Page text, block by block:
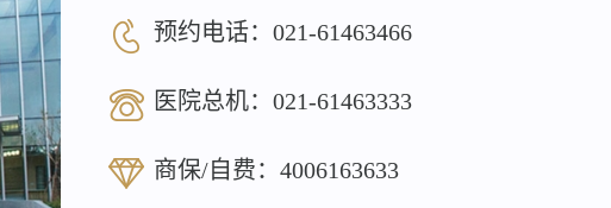
预约电话： 021-61463466
医院总机： 021-61463333
商保/自费： 4006163633